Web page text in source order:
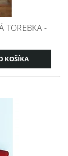
TOREBKA -